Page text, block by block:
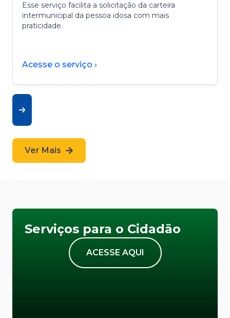
Esse serviço facilita a solicitação da carteira
intermunicipal da pessoa idosa com mais
praticidade.
Acesse o serviço ›
Ver Mais
Serviços para o Cidadão
ACESSE AQUI